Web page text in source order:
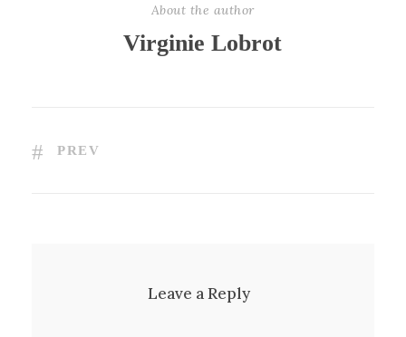
About the author
Virginie Lobrot
PREV
Leave a Reply